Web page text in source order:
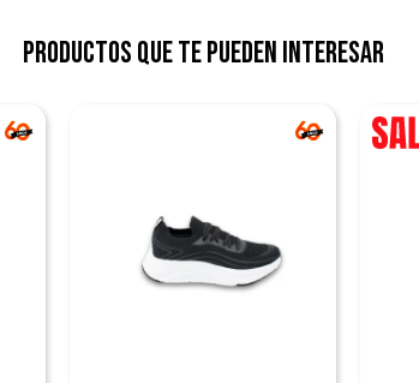
Productos que te pueden interesar